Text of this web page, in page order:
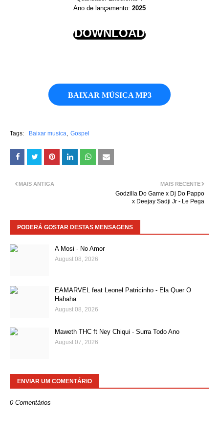
Ano de lançamento: 2025
DOWNLOAD
BAIXAR MÚSICA MP3
Tags: Baixar musica Gospel
MAIS RECENTE
Godzilla Do Game x Dj Do Pappo
x Deejay Sadji Jr - Le Pega
MAIS ANTIGA
PODERÁ GOSTAR DESTAS MENSAGENS
A Mosi - No Amor
August 08, 2026
EAMARVEL feat Leonel Patricinho - Ela Quer O
Hahaha
August 08, 2026
Maweth THC ft Ney Chiqui - Surra Todo Ano
August 07, 2026
ENVIAR UM COMENTÁRIO
0 Comentários